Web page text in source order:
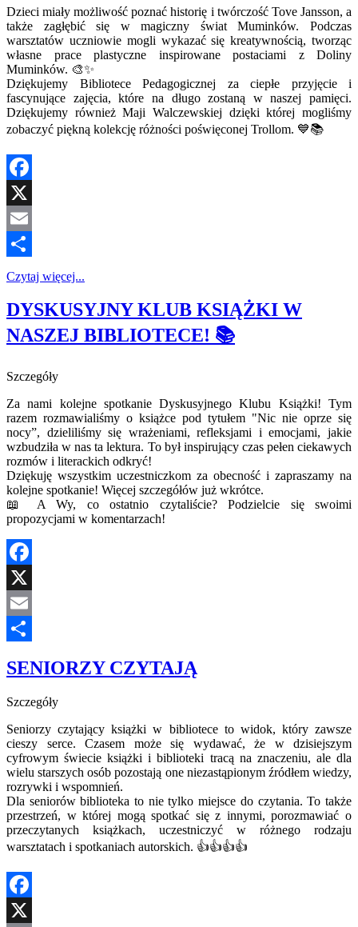
Dzieci miały możliwość poznać historię i twórczość Tove Jansson, a
także zagłębić się w magiczny świat Muminków. Podczas
warsztatów uczniowie mogli wykazać się kreatywnością, tworząc
własne prace plastyczne inspirowane postaciami z Doliny
Muminków. 🎨✨
Dziękujemy Bibliotece Pedagogicznej za ciepłe przyjęcie i
fascynujące zajęcia, które na długo zostaną w naszej pamięci.
Dziękujemy również Maji Walczewskiej dzięki której mogliśmy
zobaczyć piękną kolekcję różności poświęconej Trollom. 💙📚
Facebook
X
Email
Share
Czytaj więcej...
DYSKUSYJNY KLUB KSIĄŻKI W
NASZEJ BIBLIOTECE! 📚
Szczegóły
Za nami kolejne spotkanie Dyskusyjnego Klubu Książki! Tym
razem rozmawialiśmy o książce pod tytułem "Nic nie oprze się
nocy”, dzieliliśmy się wrażeniami, refleksjami i emocjami, jakie
wzbudziła w nas ta lektura. To był inspirujący czas pełen ciekawych
rozmów i literackich odkryć!
Dziękuję wszystkim uczestniczkom za obecność i zapraszamy na
kolejne spotkanie! Więcej szczegółów już wkrótce.
📖 A Wy, co ostatnio czytaliście? Podzielcie się swoimi
propozycjami w komentarzach!
Facebook
X
Email
SENIORZY CZYTAJĄ
Szczegóły
Seniorzy czytający książki w bibliotece to widok, który zawsze
cieszy serce. Czasem może się wydawać, że w dzisiejszym
cyfrowym świecie książki i biblioteki tracą na znaczeniu, ale dla
wielu starszych osób pozostają one niezastąpionym źródłem wiedzy,
rozrywki i wspomnień.
Dla seniorów biblioteka to nie tylko miejsce do czytania. To także
przestrzeń, w której mogą spotkać się z innymi, porozmawiać o
przeczytanych książkach, uczestniczyć w różnego rodzaju
warsztatach i spotkaniach autorskich. 👍👍👍👍
Facebook